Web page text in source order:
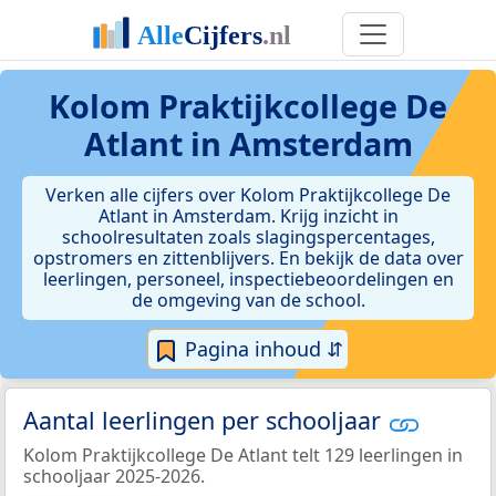
Kolom Praktijkcollege De
Atlant in Amsterdam
Verken alle cijfers over Kolom Praktijkcollege De
Atlant in Amsterdam. Krijg inzicht in
schoolresultaten zoals slagingspercentages,
opstromers en zittenblijvers. En bekijk de data over
leerlingen, personeel, inspectiebeoordelingen en
de omgeving van de school.
Pagina inhoud ⇵
Aantal leerlingen per schooljaar
Kolom Praktijkcollege De Atlant telt 129 leerlingen in
schooljaar 2025-2026.